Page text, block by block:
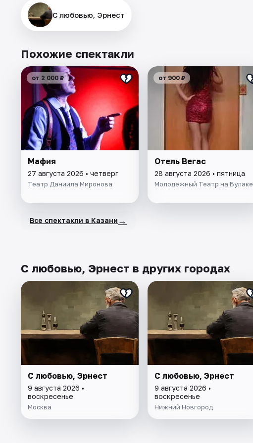
С любовью, Эрнест
Похожие спектакли
от 2 000 ₽
Мафия
27 августа 2026 • четверг
Театр Даниила Миронова
от 900 ₽
Отель Вегас
28 августа 2026 • пятница
Молодежный Театр на Булаке
Все спектакли в Казани →
С любовью, Эрнест в других городах
С любовью, Эрнест
9 августа 2026 •
воскресенье
Москва
С любовью, Эрнест
9 августа 2026 •
воскресенье
Нижний Новгород